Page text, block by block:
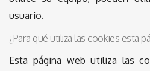
usuario.
¿Para qué utiliza las cookies esta
Esta página web utiliza las